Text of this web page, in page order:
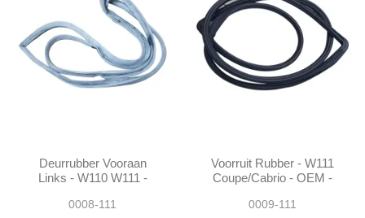
Deurrubber Vooraan
Links - W110 W111 -
0008-111
Voorruit Rubber - W111
Coupe/Cabrio - OEM -
0009-111